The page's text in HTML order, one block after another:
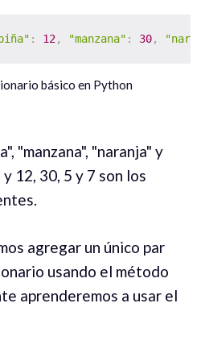
: 12, "manzana" : 30,
básico en Python
"manzana", "naranja" y
12, 30, 5 y 7 son los
agregar un único par
usando el método
aprenderemos a usar el